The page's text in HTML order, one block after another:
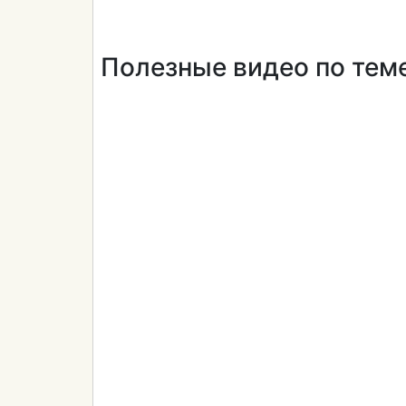
Полезные видео по